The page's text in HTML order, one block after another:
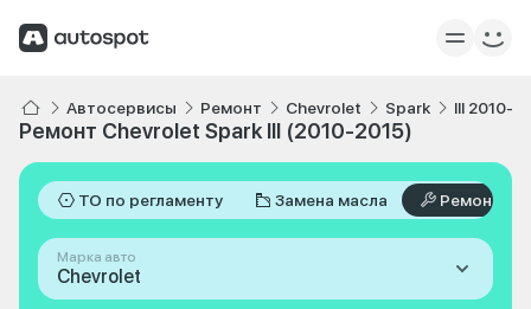
Автосервисы Ремонт Chevrolet Spark III 2010-
Ремонт Chevrolet Spark III (2010-2015)
ТО по регламенту Замена масла Ремонт
Марка авто
Chevrolet